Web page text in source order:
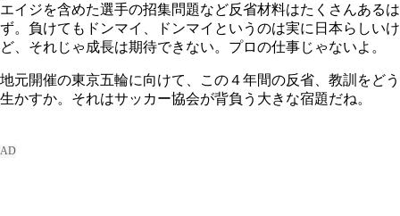
エイジを含めた選手の招集問題など反省材料はたくさんあるは
ず。負けてもドンマイ、ドンマイというのは実に日本らしいけ
ど、それじゃ成長は期待できない。プロの仕事じゃないよ。
地元開催の東京五輪に向けて、この４年間の反省、教訓をどう
生かすか。それはサッカー協会が背負う大きな宿題だね。